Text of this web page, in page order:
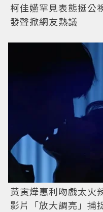
柯佳嬿罕見表態挺
發聲掀網友熱議
黃寅燁惠利吻戲太火
影片「放大調亮」捕